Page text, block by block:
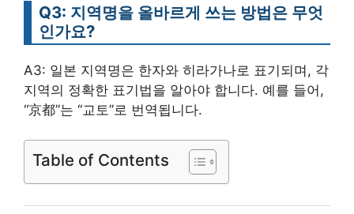
Q3: 지역명을 올바르게 쓰는 방법은 무엇
인가요?
A3: 일본 지역명은 한자와 히라가나로 표기되며, 각
지역의 정확한 표기법을 알아야 합니다. 예를 들어,
“京都”는 “교토”로 번역됩니다.
Table of Contents